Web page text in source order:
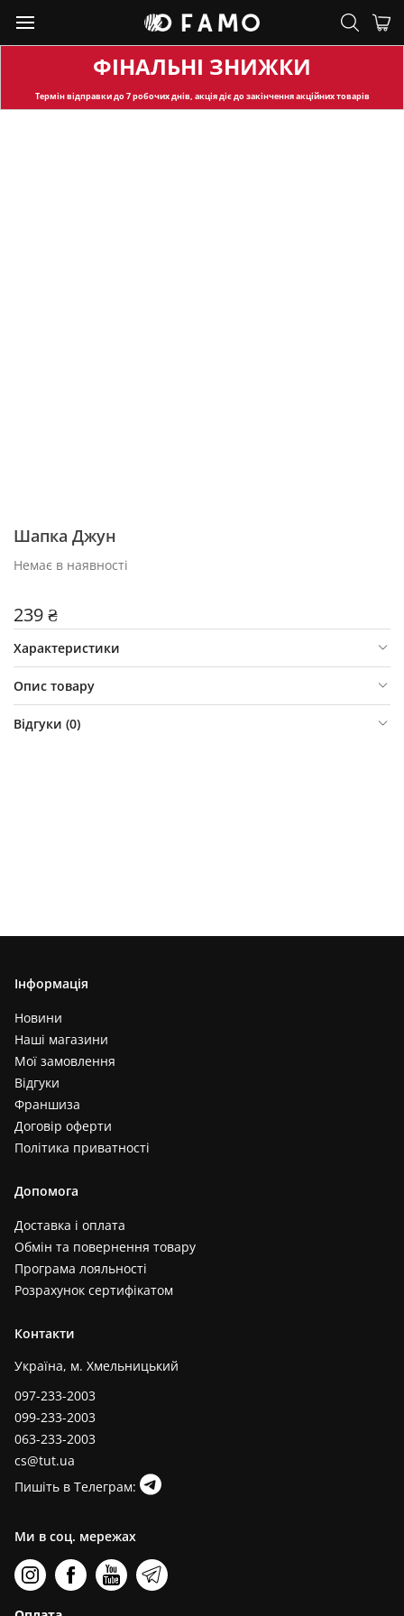
ФІНАЛЬНІ ЗНИЖКИ
Термін відправкидо 7 робочих днів, акція діє до закінчення акційних товарів
Шапка Джун
Немає в наявності
239 ₴
Характеристики
Опис товару
Відгуки (0)
Інформація
Новини
Наші магазини
Мої замовлення
Відгуки
Франшиза
Договір оферти
Політика приватності
Допомога
Доставка і оплата
Обмін та повернення товару
Програма лояльності
Розрахунок сертифікатом
Контакти
Україна, м. Хмельницький
097-233-2003
099-233-2003
063-233-2003
cs@tut.ua
Пишіть в Телеграм:
Ми в соц. мережах